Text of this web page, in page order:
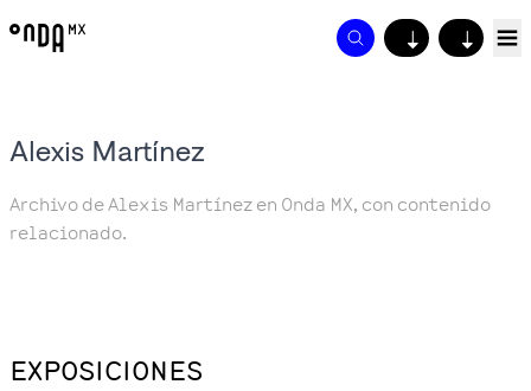
↓ ↓
Alexis Martínez
Archivo de Alexis Martínez en Onda MX, con contenido
relacionado.
EXPOSICIONES